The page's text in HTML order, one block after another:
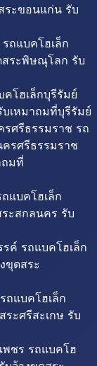
ระขอนแก่น รับ
ถแบคโฮเล็ก
ระพิษณุโลก รับ
โฮเล็กบุรีรัมย์
เหมาถมที่บุรีรัมย์
ศรีธรรมราช รถ
รศรีธรรมราช
ถมที่
แบคโฮเล็ก
ะสกลนคร รับ
ค์ รถแบคโฮเล็ก
ขุดสระ
ถแบคโฮเล็ก
ระศรีสะเกษ รับ
พชร รถแบคโฮ